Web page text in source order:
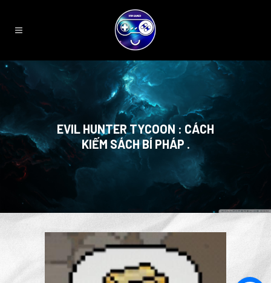
EVIL HUNTER TYCOON : CÁCH
KIẾM SÁCH BÍ PHÁP .